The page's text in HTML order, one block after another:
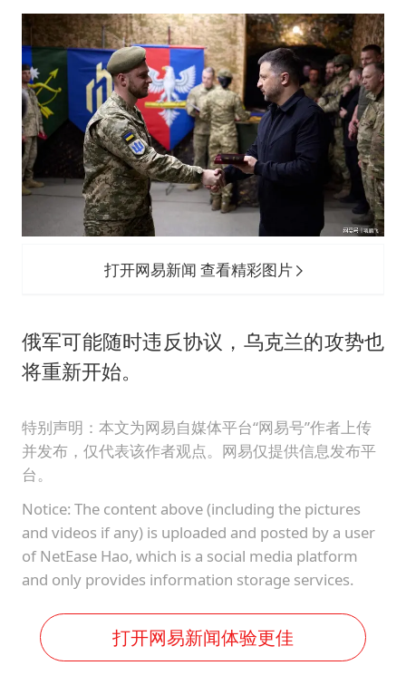
打开网易新闻 查看精彩图片
俄军可能随时违反协议，乌克兰的攻势也
将重新开始。
特别声明：本文为网易自媒体平台“网易号”作者上传
并发布，仅代表该作者观点。网易仅提供信息发布平
台。
Notice: The content above (including the pictures
and videos if any) is uploaded and posted by a user
of NetEase Hao, which is a social media platform
and only provides information storage services.
打开网易新闻体验更佳